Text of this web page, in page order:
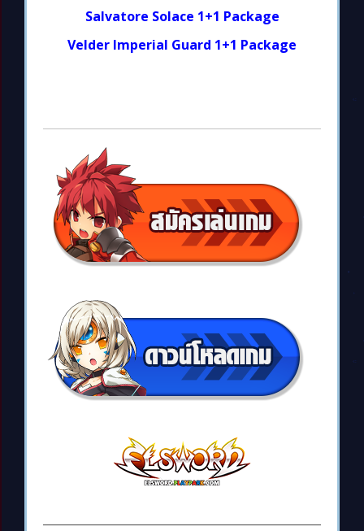
Salvatore Solace 1+1 Package
Velder Imperial Guard 1+1 Package